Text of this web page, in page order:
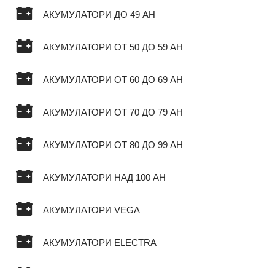
АКУМУЛАТОРИ ДО 49 AH
АКУМУЛАТОРИ ОТ 50 ДО 59 AH
АКУМУЛАТОРИ ОТ 60 ДО 69 AH
АКУМУЛАТОРИ ОТ 70 ДО 79 AH
АКУМУЛАТОРИ ОТ 80 ДО 99 AH
АКУМУЛАТОРИ НАД 100 AH
АКУМУЛАТОРИ VEGA
АКУМУЛАТОРИ ELECTRA